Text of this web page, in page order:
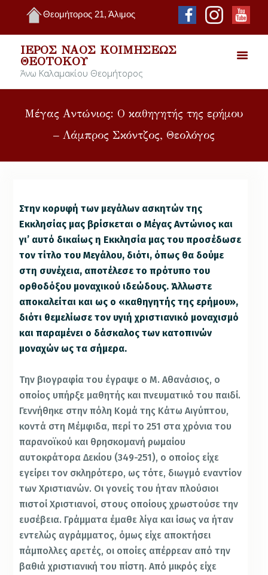
Θεομήτορος 21, Άλιμος
ΙΕΡΌΣ ΝΑΌΣ ΚΟΙΜΉΣΕΩΣ
ΘΕΟΤΌΚΟΥ
Άνω Καλαμακίου Θεομήτορος
Μέγας Αντώνιος: Ο καθηγητής της ερήμου
– Λάμπρος Σκόντζος, Θεολόγος
Στην κορυφή των μεγάλων ασκητών της
Εκκλησίας μας βρίσκεται ο Μέγας Αντώνιος και
γι’ αυτό δικαίως η Εκκλησία μας του προσέδωσε
τον τίτλο του Μεγάλου, διότι, όπως θα δούμε
στη συνέχεια, αποτέλεσε το πρότυπο του
ορθοδόξου μοναχικού ιδεώδους. Άλλωστε
αποκαλείται και ως ο «καθηγητής της ερήμου»,
διότι θεμελίωσε τον υγιή χριστιανικό μοναχισμό
και παραμένει ο δάσκαλος των κατοπινών
μοναχών ως τα σήμερα.
Την βιογραφία του έγραψε ο Μ. Αθανάσιος, ο
οποίος υπήρξε μαθητής και πνευματικό του παιδί.
Γεννήθηκε στην πόλη Κομά της Κάτω Αιγύπτου,
κοντά στη Μέμφιδα, περί το 251 στα χρόνια του
παρανοϊκού και θρησκομανή ρωμαίου
αυτοκράτορα Δεκίου (349-251), ο οποίος είχε
εγείρει τον σκληρότερο, ως τότε, διωγμό εναντίον
των Χριστιανών. Οι γονείς του ήταν πλούσιοι
πιστοί Χριστιανοί, στους οποίους χρωστούσε την
ευσέβεια. Γράμματα έμαθε λίγα και ίσως να ήταν
εντελώς αγράμματος, όμως είχε αποκτήσει
πάμπολλες αρετές, οι οποίες απέρρεαν από την
βαθιά χριστιανική του πίστη. Από μικρός είχε